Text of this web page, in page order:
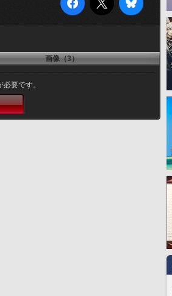
画像（3）
要です。